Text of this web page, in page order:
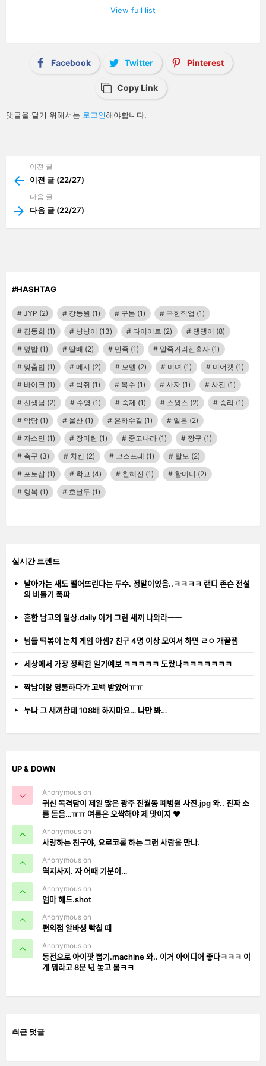
View full list
Facebook Twitter Pinterest
Copy Link
답
글
댓글을 달기 위해서는 로그인해야합니다.
more
이전 글
이전 글 (22/27)
다음 글
다음 글 (22/27)
#HASHTAG
JYP (2) 강동원 (1) 구몬 (1) 극한직업 (1)
김동희 (1) 냥냥이 (13) 다이어트 (2) 댕댕이 (8)
덮밥 (1) 딸배 (2) 만족 (1) 말죽거리잔혹사 (1)
맞춤법 (1) 메시 (2) 모델 (2) 미녀 (1) 미어캣 (1)
바이크 (1) 박쥐 (1) 복수 (1) 사자 (1) 사진 (1)
선생님 (2) 수영 (1) 숙제 (1) 스윙스 (2) 승리 (1)
악당 (1) 울산 (1) 은하수길 (1) 일본 (2)
자스민 (1) 장미란 (1) 중고나라 (1) 짱구 (1)
축구 (3) 치킨 (2) 코스프레 (1) 탈모 (2)
포토샵 (1) 학교 (4) 한혜진 (1) 할머니 (2)
행복 (1) 호날두 (1)
실시간 트렌드
날아가는 새도 떨어뜨린다는 투수. 정말이었음..ㅋㅋㅋㅋ 랜디 존슨 전설
의 비둘기 폭파
흔한 남고의 일상.daily 이거 그린 새끼 나와라ㅡㅡ
님들 떡볶이 눈치 게임 아셈? 친구 4명 이상 모여서 하면 ㄹㅇ 개꿀잼
세상에서 가장 정확한 일기예보 ㅋㅋㅋㅋㅋ 도랐나ㅋㅋㅋㅋㅋㅋㅋ
짝남이랑 영통하다가 고백 받았어ㅠㅠ
누나 그 새끼한테 108배 하지마요… 나만 봐…
UP & DOWN
Anonymous on
귀신 목격담이 제일 많은 광주 진월동 폐병원 사진.jpg 와.. 진짜 소
름 돋음…ㅠㅠ 여름은 오싹해야 제 맛이지 ❤️
Anonymous on
사랑하는 친구야, 요로코롬 하는 그런 사람을 만나.
Anonymous on
역지사지. 자 어때 기분이…
Anonymous on
엄마 헤드.shot
Anonymous on
편의점 알바생 빡칠 때
Anonymous on
동전으로 아이팟 뽑기.machine 와.. 이거 아이디어 좋다ㅋㅋㅋ 이
게 뭐라고 8분 넋 놓고 봄ㅋㅋ
최근 댓글